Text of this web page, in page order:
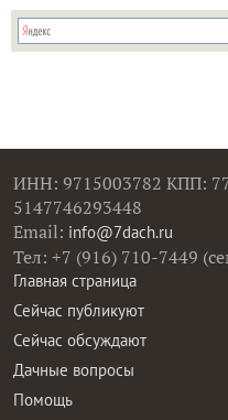
ИНН: 9715003782 КПП:
5147746293448
Email: info@7dach.ru
Тел: +7 (916) 710-7449
Главная страница
Сейчас публикуют
Сейчас обсуждают
Дачные вопросы
Помощь